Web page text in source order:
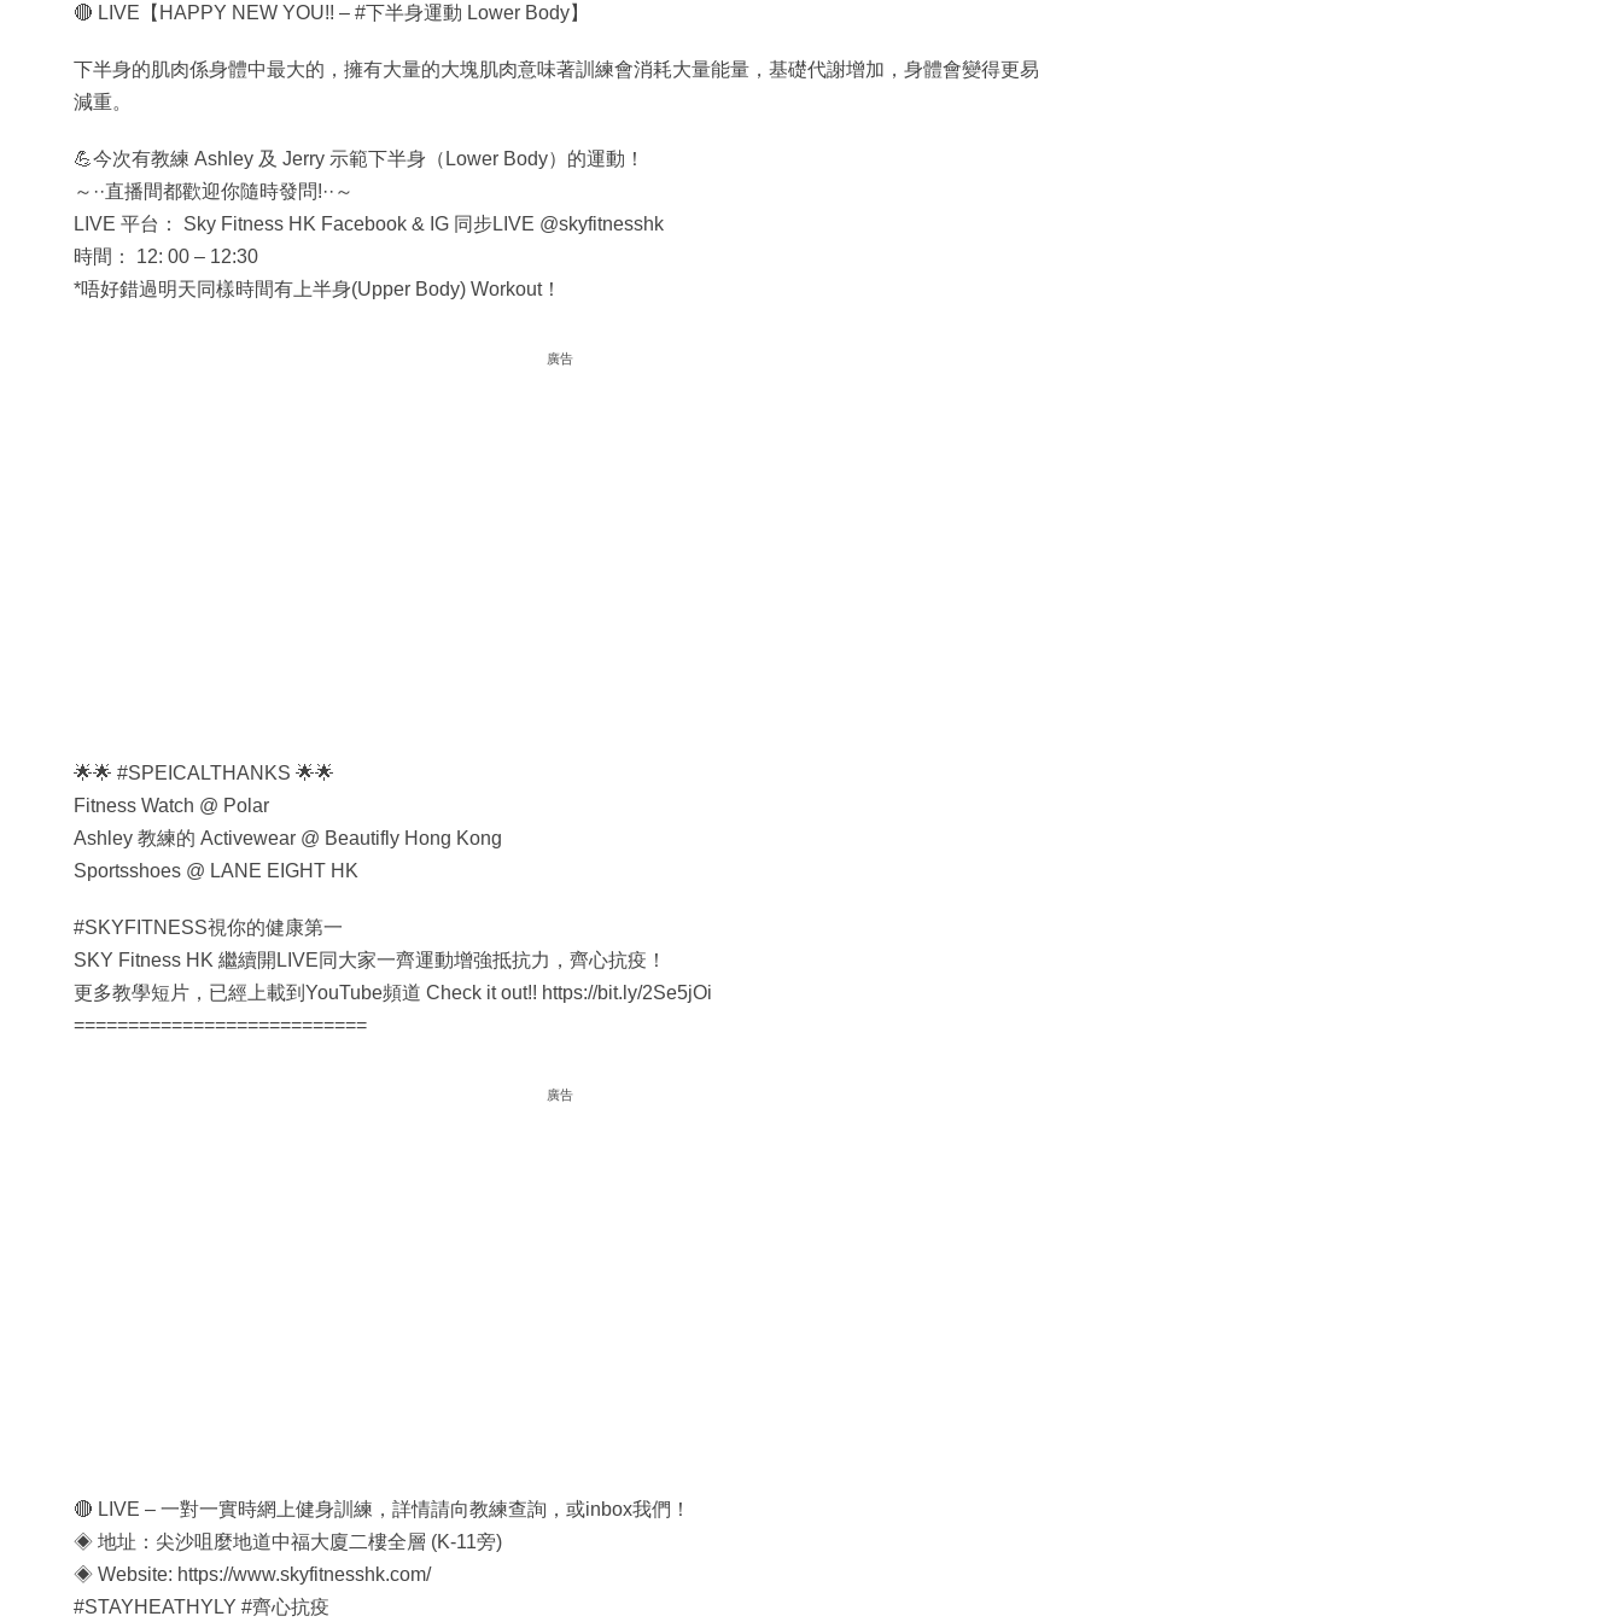
🔴 LIVE【HAPPY NEW YOU!! – #下半身運動 Lower Body】
下半身的肌肉係身體中最大的，擁有大量的大塊肌肉意味著訓練會消耗大量能量，基礎代謝增加，身體會變得更易
減重。
💪今次有教練 Ashley 及 Jerry 示範下半身（Lower Body）的運動！
～··直播間都歡迎你隨時發問!··～
LIVE 平台： Sky Fitness HK Facebook & IG 同步LIVE @skyfitnesshk
時間： 12: 00 – 12:30
*唔好錯過明天同樣時間有上半身(Upper Body) Workout！
廣告
🌟🌟 #SPEICALTHANKS 🌟🌟
Fitness Watch @ Polar
Ashley 教練的 Activewear @ Beautifly Hong Kong
Sportsshoes @ LANE EIGHT HK
#SKYFITNESS視你的健康第一
SKY Fitness HK 繼續開LIVE同大家一齊運動增強抵抗力，齊心抗疫！
更多教學短片，已經上載到YouTube頻道 Check it out!! https://bit.ly/2Se5jOi
===========================
廣告
🔴 LIVE – 一對一實時網上健身訓練，詳情請向教練查詢，或inbox我們！
◈ 地址：尖沙咀麼地道中福大廈二樓全層 (K-11旁)
◈ Website: https://www.skyfitnesshk.com/
#STAYHEATHYLY #齊心抗疫